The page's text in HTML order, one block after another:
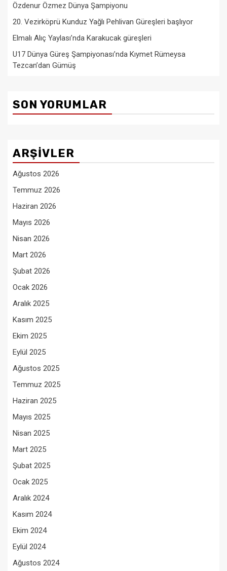
Özdenur Özmez Dünya Şampiyonu
20. Vezirköprü Kunduz Yağlı Pehlivan Güreşleri başlıyor
Elmalı Alıç Yaylası’nda Karakucak güreşleri
U17 Dünya Güreş Şampiyonası’nda Kıymet Rümeysa
Tezcan’dan Gümüş
SON YORUMLAR
ARŞIVLER
Ağustos 2026
Temmuz 2026
Haziran 2026
Mayıs 2026
Nisan 2026
Mart 2026
Şubat 2026
Ocak 2026
Aralık 2025
Kasım 2025
Ekim 2025
Eylül 2025
Ağustos 2025
Temmuz 2025
Haziran 2025
Mayıs 2025
Nisan 2025
Mart 2025
Şubat 2025
Ocak 2025
Aralık 2024
Kasım 2024
Ekim 2024
Eylül 2024
Ağustos 2024